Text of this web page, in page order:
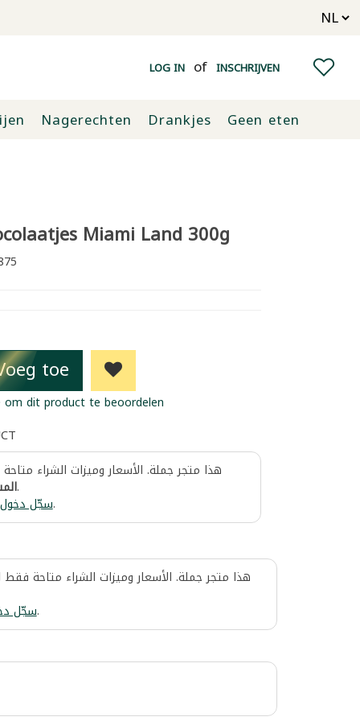
LOG IN of INSCHRIJVEN
Nagerechten Drankjes
Geen eten
Miami Land 300g
toe
om dit product te beoordelen
هذا متجر جملة. الأسعار وميزات الشراء
.
سجّل دخول.
هذا متجر جملة. الأسعار وميزات الشراء متاحة
سجّل.